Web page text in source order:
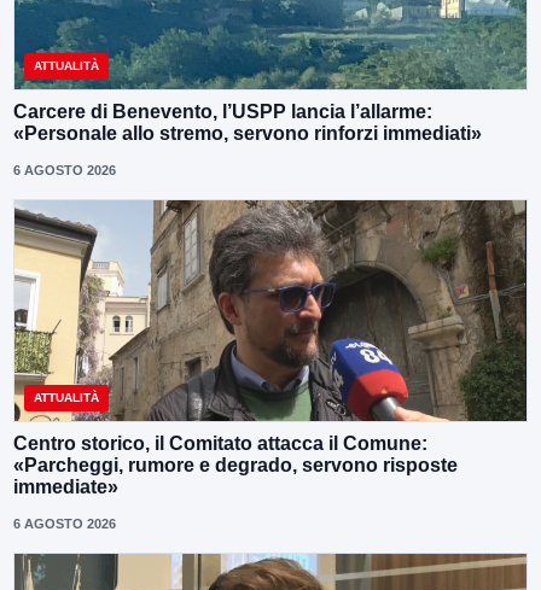
ATTUALITÀ
Carcere di Benevento, l’USPP lancia l’allarme:
«Personale allo stremo, servono rinforzi immediati»
6 AGOSTO 2026
ATTUALITÀ
Centro storico, il Comitato attacca il Comune:
«Parcheggi, rumore e degrado, servono risposte
immediate»
6 AGOSTO 2026